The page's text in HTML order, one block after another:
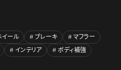
イール ブレーキ
マフラー
インテリア
ボディ補強